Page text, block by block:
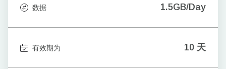
数据 1.5GB/Day
有效期为 10 天